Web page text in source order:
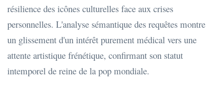
résilience des icônes culturelles face aux crises
personnelles. L'analyse sémantique des requêtes montre
un glissement d'un intérêt purement médical vers une
attente artistique frénétique, confirmant son statut
intemporel de reine de la pop mondiale.